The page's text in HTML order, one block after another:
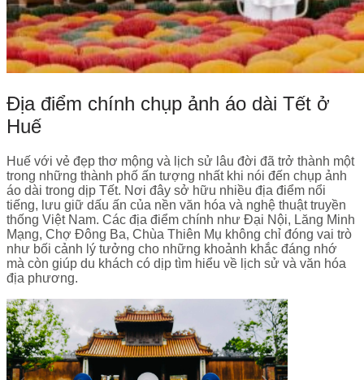
Địa điểm chính chụp ảnh áo dài Tết ở
Huế
Huế với vẻ đẹp thơ mộng và lịch sử lâu đời đã trở thành một
trong những thành phố ấn tượng nhất khi nói đến chụp ảnh
áo dài trong dịp Tết. Nơi đây sở hữu nhiều địa điểm nổi
tiếng, lưu giữ dấu ấn của nền văn hóa và nghệ thuật truyền
thống Việt Nam. Các địa điểm chính như Đại Nội, Lăng Minh
Mạng, Chợ Đông Ba, Chùa Thiên Mụ không chỉ đóng vai trò
như bối cảnh lý tưởng cho những khoảnh khắc đáng nhớ
mà còn giúp du khách có dịp tìm hiểu về lịch sử và văn hóa
địa phương.